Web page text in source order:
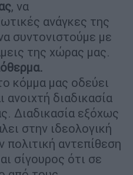
, να
ανάγκες της
συντονιστούμε με
της χώρας μας.
κόμμα μας οδεύει
ανοιχτή διαδικασία
Διαδικασία εξόχως
στην ιδεολογική
πολιτική αντεπίθεση
σίγουρος ότι σε